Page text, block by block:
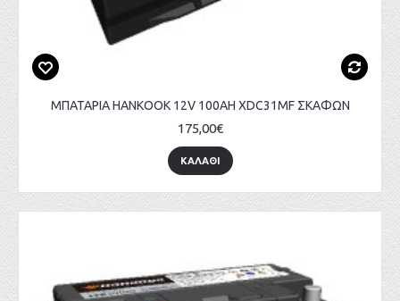
ΜΠΑΤΑΡΙΑ HANKOOK 12V 100AH XDC31MF ΣΚΑΦΩΝ
175,00€
ΚΑΛΑΘΙ